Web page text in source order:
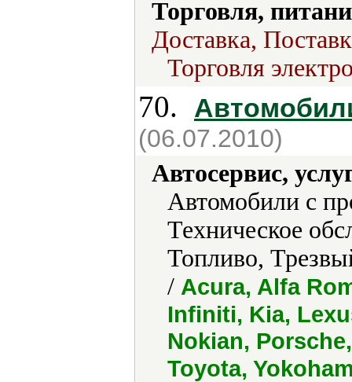
Торговля,
Доставка,
Торговля
70.
(06.07.2010)
Автосервис,
Автомобили с
Техническое
Топливо,
/ Acura, Alfa
Infiniti, Kia,
Nokian,
Toyota,